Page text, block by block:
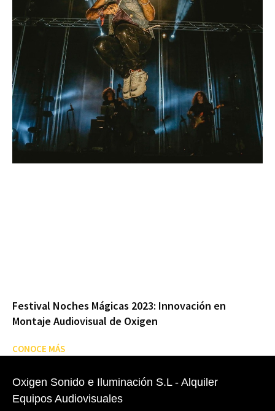
Festival Noches Mágicas 2023: Innovación en
Montaje Audiovisual de Oxigen
CONOCE MÁS
Oxigen Sonido e Iluminación S.L - Alquiler
Equipos Audiovisuales